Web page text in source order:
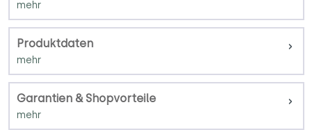
Produktdaten
Garantien & Shopvorteile